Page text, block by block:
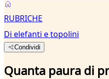
RUBRICHE
Di elefanti e topolini
Condividi
Quanta paura di